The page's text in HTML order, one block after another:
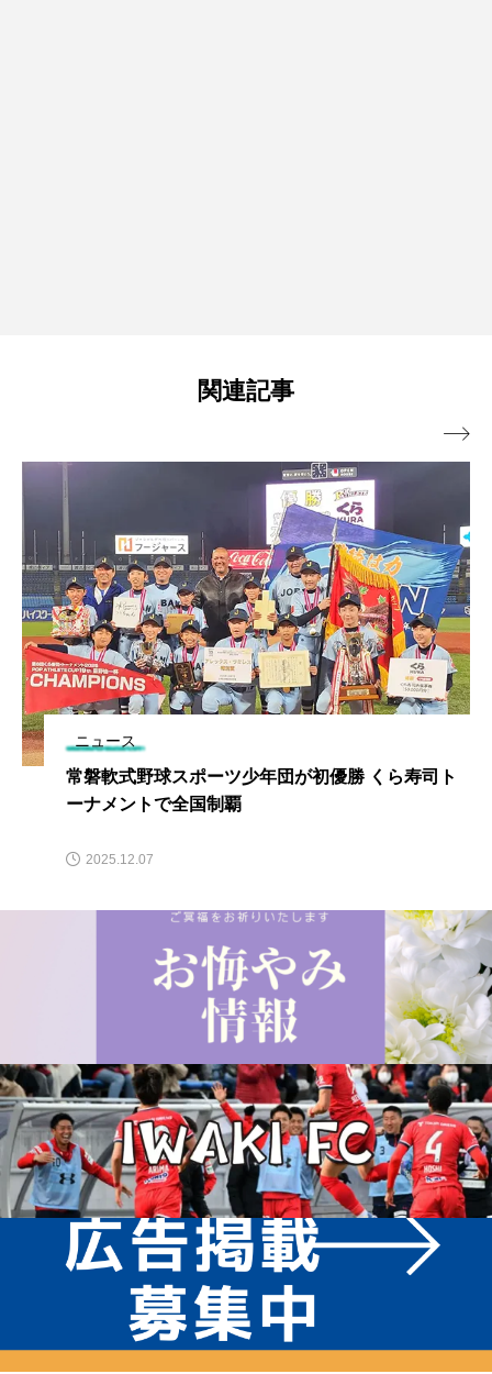
関連記事
ニュース
常磐軟式野球スポーツ少年団が初優勝 くら寿司ト
ーナメントで全国制覇
2025.12.07
